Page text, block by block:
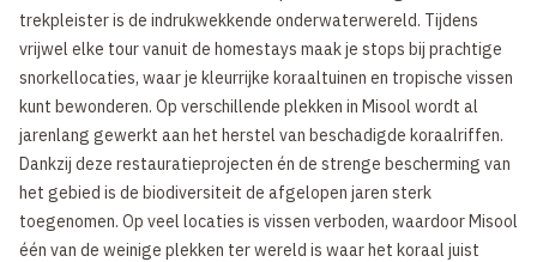
trekpleister is de indrukwekkende onderwaterwereld. Tijdens
vrijwel elke tour vanuit de homestays maak je stops bij prachtige
snorkellocaties, waar je kleurrijke koraaltuinen en tropische vissen
kunt bewonderen. Op verschillende plekken in Misool wordt al
jarenlang gewerkt aan het herstel van beschadigde koraalriffen.
Dankzij deze restauratieprojecten én de strenge bescherming van
het gebied is de biodiversiteit de afgelopen jaren sterk
toegenomen. Op veel locaties is vissen verboden, waardoor Misool
één van de weinige plekken ter wereld is waar het koraal juist